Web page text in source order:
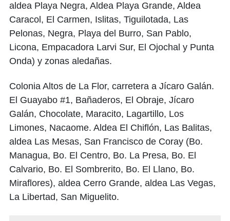
aldea Playa Negra, Aldea Playa Grande, Aldea
Caracol, El Carmen, Islitas, Tiguilotada, Las
Pelonas, Negra, Playa del Burro, San Pablo,
Licona, Empacadora Larvi Sur, El Ojochal y Punta
Onda) y zonas aledañas.
Colonia Altos de La Flor, carretera a Jícaro Galán.
El Guayabo #1, Bañaderos, El Obraje, Jícaro
Galán, Chocolate, Maracito, Lagartillo, Los
Limones, Nacaome. Aldea El Chiflón, Las Balitas,
aldea Las Mesas, San Francisco de Coray (Bo.
Managua, Bo. El Centro, Bo. La Presa, Bo. El
Calvario, Bo. El Sombrerito, Bo. El Llano, Bo.
Miraflores), aldea Cerro Grande, aldea Las Vegas,
La Libertad, San Miguelito.